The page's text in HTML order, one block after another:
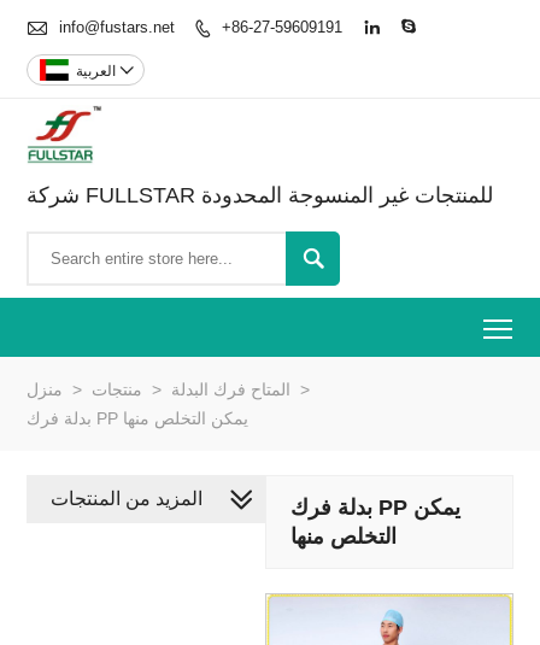
 info@fustars.net  +86-27-59609191  
العربية 
شركة FULLSTAR للمنتجات غير المنسوجة المحدودة

منزل > منتجات > المتاح فرك البدلة
>
بدلة فرك PP يمكن التخلص منها
بدلة فرك PP يمكن
التخلص منها
المزيد من المنتجات